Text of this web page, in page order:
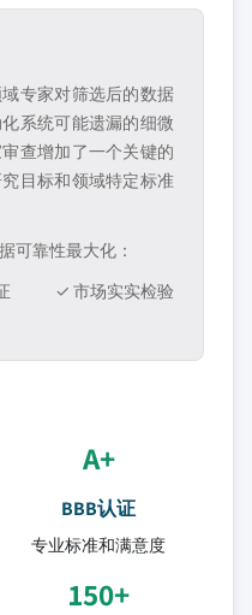
专家对筛选后的数据
系统可能遗漏的细微
查增加了一个关键的
目标和领域特定标准
可靠性最大化：
✓ 市场实实检验
A+
BBB认证
专业标准和满意度
150+